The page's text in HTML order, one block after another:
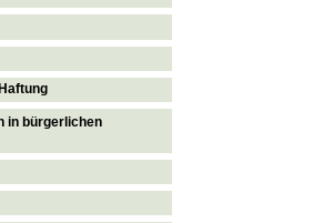
in bürgerlichen